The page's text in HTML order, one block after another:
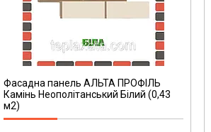
Фасадна панель АЛЬТА ПРОФІЛЬ
Камінь Неополітанський Білий (0,43
м2)